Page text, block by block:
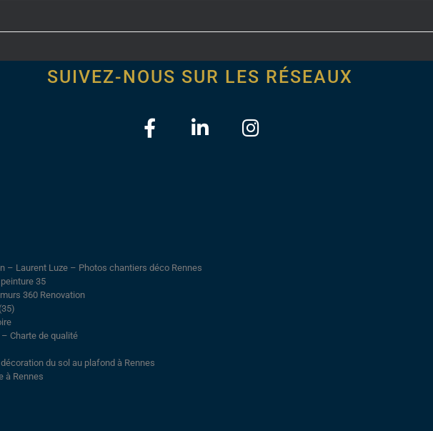
SUIVEZ-NOUS SUR LES RÉSEAUX
– Laurent Luze – Photos chantiers déco Rennes
35
360 Renovation
Charte de qualité
du sol au plafond à Rennes
à Rennes